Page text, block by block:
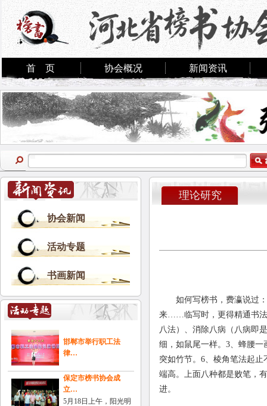
首 页 协会概况 新闻资讯
协会新闻
活动专题
书画新闻
邯郸市举行职工法
律…
保定市榜书协会成
立…
5月18日上午，阳光明
理论研究
如何写榜书，费瀛说过
来……临写时，更得精通书法
八法）、消除八病（八病即
细，如鼠尾一样。3、蜂腰
突如竹节。6、棱角笔法起
端高。上面八种都是败笔，
进。